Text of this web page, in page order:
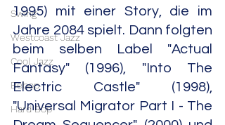
Swing
Westcoast Jazz
Cool Jazz
Bebop
Hard Bop
1995) mit einer Story, die im
Jahre 2084 spielt. Dann folgten
beim selben Label "Actual
Fantasy" (1996), "Into The
Electric Castle" (1998),
"Universal Migrator Part I - The